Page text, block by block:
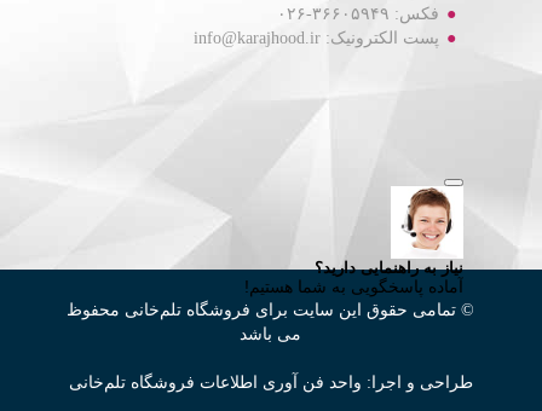
فکس: ۳۶۶۰۵۹۴۹-۰۲۶
پست الکترونیک: info@karajhood.ir
© تمامی حقوق این سایت برای فروشگاه تلم‌خانی محفوظ
می باشد
طراحی و اجرا: واحد فن آوری اطلاعات فروشگاه تلم‌خانی